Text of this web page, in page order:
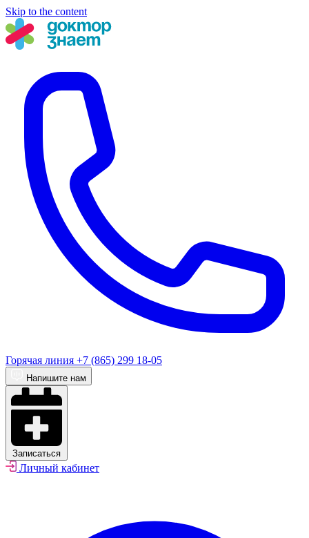
Skip to the content
Горячая линия +7 (865) 299 18-05
Напишите нам
Записаться
Личный кабинет